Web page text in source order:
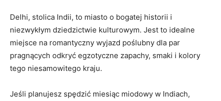
Delhi, stolica ⁣Indii, to miasto o bogatej historii i
niezwykłym dziedzictwie kulturowym. Jest to idealne
miejsce na ⁢romantyczny wyjazd poślubny dla ‍par
pragnących odkryć egzotyczne‍ zapachy, smaki i kolory ​
tego niesamowitego kraju.
Jeśli planujesz spędzić miesiąc miodowy w Indiach,